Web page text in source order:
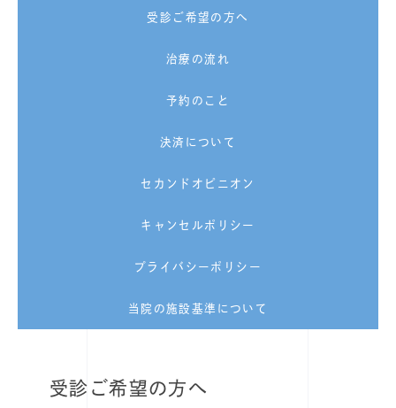
受診ご希望の方へ
治療の流れ
予約のこと
決済について
セカンドオピニオン
キャンセルポリシー
プライバシーポリシー
当院の施設基準について
受診ご希望の方へ